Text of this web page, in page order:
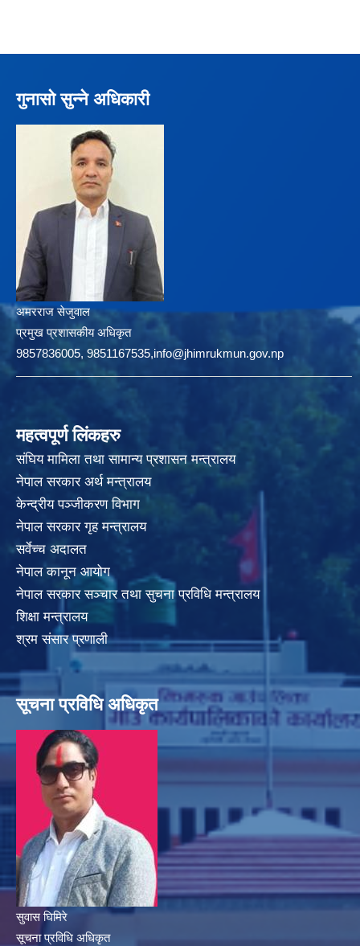
गुनासो सुन्ने अधिकारी
अमरराज सेजुवाल
प्रमुख प्रशासकीय अधिकृत
9857836005, 9851167535,info@jhimrukmun.gov.np
महत्वपूर्ण लिंकहरु
संघिय मामिला तथा सामान्य प्रशासन मन्त्रालय
नेपाल सरकार अर्थ मन्त्रालय
केन्द्रीय पञ्जीकरण विभाग
नेपाल सरकार गृह मन्त्रालय
सर्वेच्च अदालत
नेपाल कानून आयोग
नेपाल सरकार सञ्चार तथा सुचना प्रविधि मन्त्रालय
शिक्षा मन्त्रालय
श्रम संसार प्रणाली
सूचना प्रविधि अधिकृत
सुवास घिमिरे
सूचना प्रविधि अधिकृत